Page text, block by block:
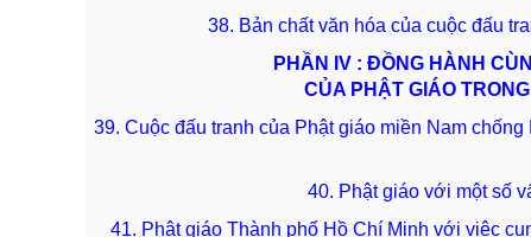
38. Bản chất văn hóa của cuộc đấu
PHẦN IV : ĐỒNG HÀNH
CỦA PHẬT GIÁO
39. Cuộc đấu tranh của Phật giáo miền Nam
40. Phật giáo với một số
41. Phật giáo Thành phố Hồ Chí Minh với việc